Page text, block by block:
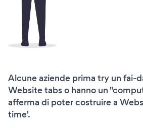
Alcune aziende prima try un fai-
Website tabs o hanno un
afferma di poter costruire a
time'.